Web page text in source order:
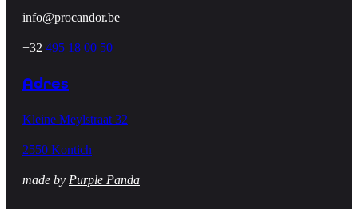
info@procandor.be
+32 495 18 00 50
Adres
Kleine Meylstraat 32
2550 Kontich
made by Purple Panda